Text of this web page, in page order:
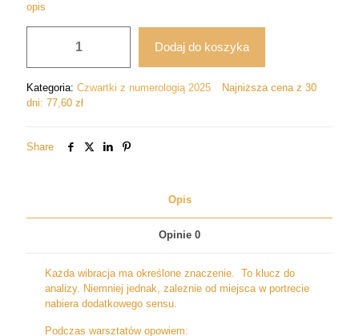
wynosiła:
97,00 zł.
wynosi:
77,60 zł.
opis
a
ich
w
4
Dodaj do koszyka
Kategoria: Czwartki z numerologią 2025
Najniższa cena z 30
dni: 77,60 zł
Share
Opis
Opinie 0
Każda wibracja ma określone znaczenie. To klucz do
analizy. Niemniej jednak, zależnie od miejsca w portrecie
nabiera dodatkowego sensu.
Podczas warsztatów opowiem: